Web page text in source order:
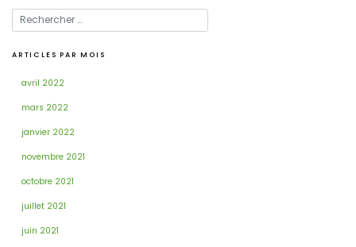
ARTICLES PAR MOIS
avril 2022
mars 2022
janvier 2022
novembre 2021
octobre 2021
juillet 2021
juin 2021